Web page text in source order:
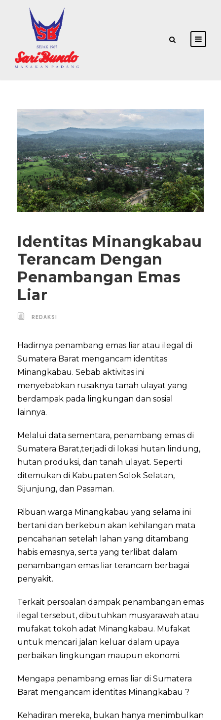
Identitas Minangkabau
Terancam Dengan
Penambangan Emas
Liar
REDAKSI
Hadirnya penambang emas liar atau ilegal di
Sumatera Barat mengancam identitas
Minangkabau. Sebab aktivitas ini
menyebabkan rusaknya tanah ulayat yang
berdampak pada lingkungan dan sosial
lainnya.
Melalui data sementara, penambang emas di
Sumatera Barat,terjadi di lokasi hutan lindung,
hutan produksi, dan tanah ulayat. Seperti
ditemukan di Kabupaten Solok Selatan,
Sijunjung, dan Pasaman.
Ribuan warga Minangkabau yang selama ini
bertani dan berkebun akan kehilangan mata
pencaharian setelah lahan yang ditambang
habis emasnya, serta yang terlibat dalam
penambangan emas liar terancam berbagai
penyakit.
Terkait persoalan dampak penambangan emas
ilegal tersebut, dibutuhkan musyarawah atau
mufakat tokoh adat Minangkabau. Mufakat
untuk mencari jalan keluar dalam upaya
perbaikan lingkungan maupun ekonomi.
Mengapa penambang emas liar di Sumatera
Barat mengancam identitas Minangkabau ?
Kehadiran mereka, bukan hanya menimbulkan